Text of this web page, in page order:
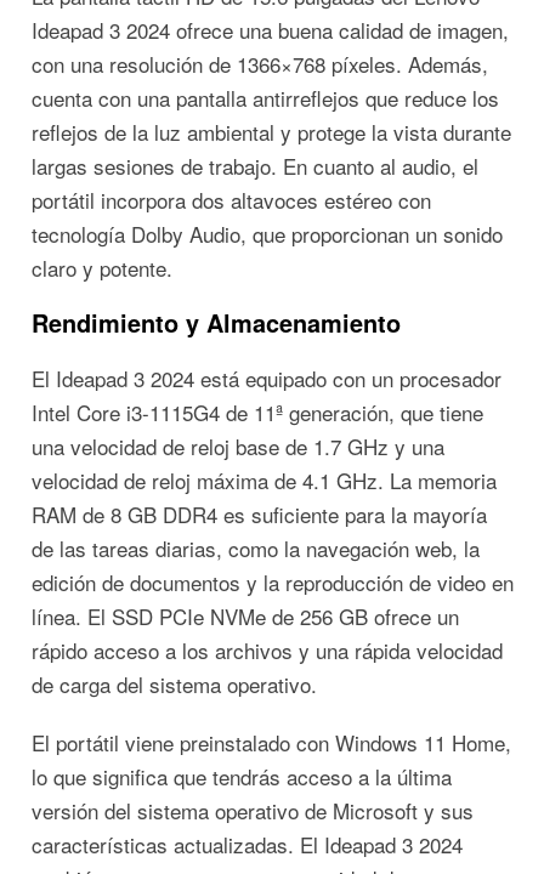
Ideapad 3 2024 ofrece una buena calidad de imagen,
con una resolución de 1366×768 píxeles. Además,
cuenta con una pantalla antirreflejos que reduce los
reflejos de la luz ambiental y protege la vista durante
largas sesiones de trabajo. En cuanto al audio, el
portátil incorpora dos altavoces estéreo con
tecnología Dolby Audio, que proporcionan un sonido
claro y potente.
Rendimiento y Almacenamiento
El Ideapad 3 2024 está equipado con un procesador
Intel Core i3-1115G4 de 11ª generación, que tiene
una velocidad de reloj base de 1.7 GHz y una
velocidad de reloj máxima de 4.1 GHz. La memoria
RAM de 8 GB DDR4 es suficiente para la mayoría
de las tareas diarias, como la navegación web, la
edición de documentos y la reproducción de video en
línea. El SSD PCIe NVMe de 256 GB ofrece un
rápido acceso a los archivos y una rápida velocidad
de carga del sistema operativo.
El portátil viene preinstalado con Windows 11 Home,
lo que significa que tendrás acceso a la última
versión del sistema operativo de Microsoft y sus
características actualizadas. El Ideapad 3 2024